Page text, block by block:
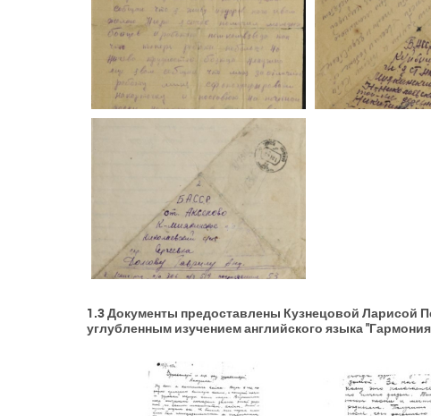
1.3 Документы предоставлены Кузнецовой
углубленным изучением английского языка